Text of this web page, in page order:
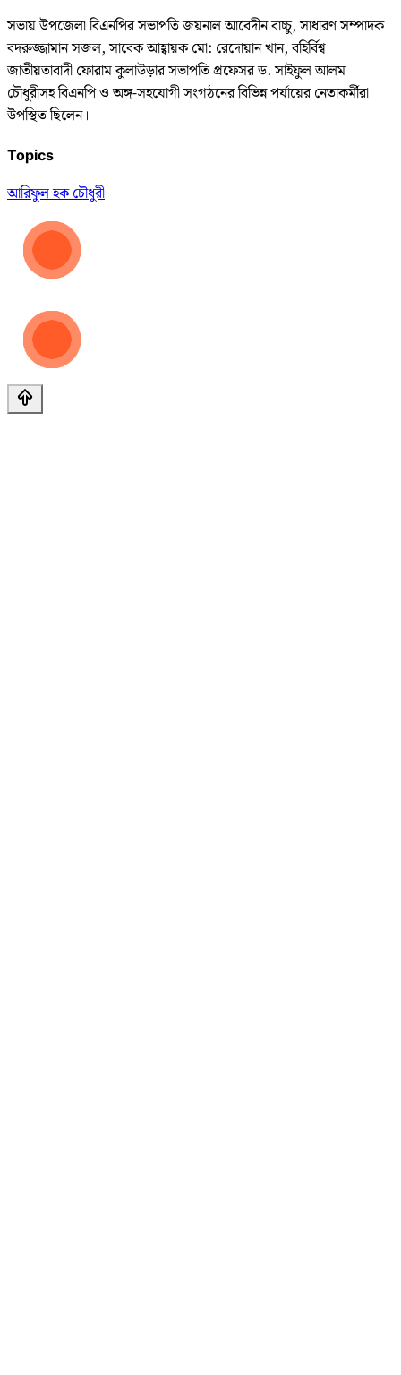
সভায় উপজেলা বিএনপির সভাপতি জয়নাল আবেদীন বাচ্চু, সাধারণ সম্পাদক
বদরুজ্জামান সজল, সাবেক আহ্বায়ক মো: রেদোয়ান খান, বহির্বিশ্ব
জাতীয়তাবাদী ফোরাম কুলাউড়ার সভাপতি প্রফেসর ড. সাইফুল আলম
চৌধুরীসহ বিএনপি ও অঙ্গ-সহযোগী সংগঠনের বিভিন্ন পর্যায়ের নেতাকর্মীরা
উপস্থিত ছিলেন।
Topics
আরিফুল হক চৌধুরী